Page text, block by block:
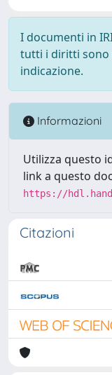
I documenti in
tutti i diritti sono
indicazione.
Informazioni
Utilizza questo
link a questo
https://
Citazioni